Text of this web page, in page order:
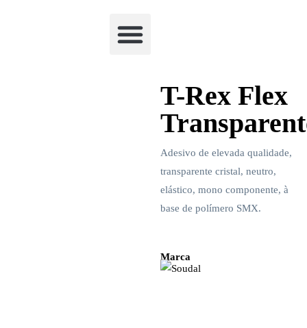
T-Rex Flex
Adesivo de elevada qualidade,
transparente cristal, neutro,
elástico, mono componente, à
base de polímero SMX.
Marca